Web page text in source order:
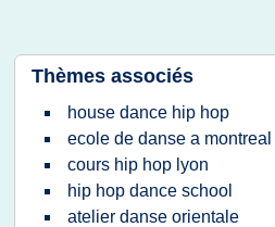
Thèmes associés
house dance hip hop
ecole de danse a montreal
cours hip hop lyon
hip hop dance school
atelier danse orientale